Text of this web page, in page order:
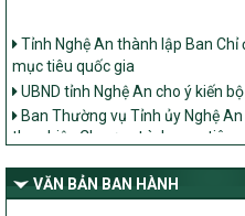
Tỉnh Nghệ An thành lập Ban
mục tiêu quốc gia
UBND tỉnh Nghệ An cho ý kiến
Ban Thường vụ Tỉnh ủy Nghệ
thực hiện Chương trình mục tiêu
giảm nghèo bền vững và phát
dân tộc thiểu số và miền núi giai
Nghệ An
VĂN BẢN BAN HÀNH